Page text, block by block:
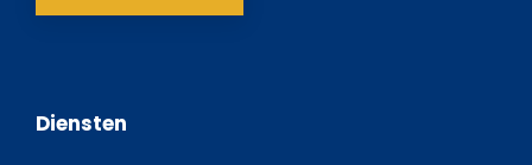
Diensten